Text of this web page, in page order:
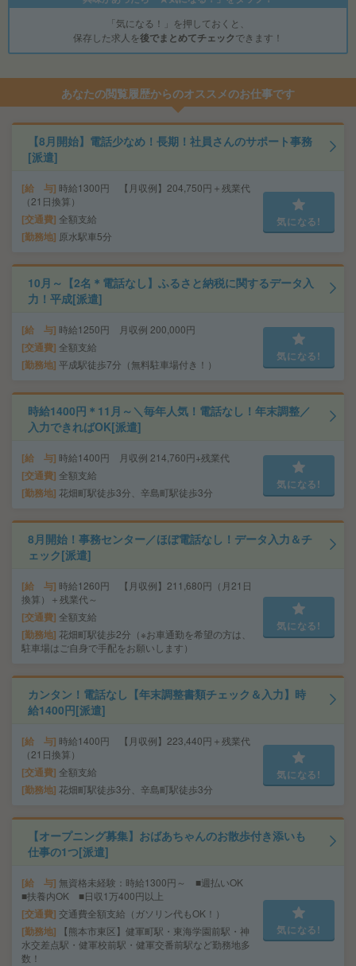
「気になる！」を押しておくと、
保存した求人を後でまとめてチェックできます！
あなたの閲覧履歴からのオススメのお仕事です
【8月開始】電話少なめ！長期！社員さんのサポート事務
[派遣]
給 与 時給1300円 【月収例】204,750円＋残業代
（21日換算）
交通費 全額支給
勤務地 原水駅車5分
気になる!
10月～【2名＊電話なし】ふるさと納税に関するデータ入
力！平成[派遣]
給 与 時給1250円 月収例 200,000円
交通費 全額支給
勤務地 平成駅徒歩7分（無料駐車場付き！）
気になる!
時給1400円＊11月～＼毎年人気！電話なし！年末調整／
入力できればOK[派遣]
給 与 時給1400円 月収例 214,760円+残業代
交通費 全額支給
勤務地 花畑町駅徒歩3分、辛島町駅徒歩3分
気になる!
8月開始！事務センター／ほぼ電話なし！データ入力＆チ
ェック[派遣]
給 与 時給1260円 【月収例】211,680円（月21日
換算）＋残業代～
交通費 全額支給
勤務地 花畑町駅徒歩2分（※お車通勤を希望の方は、
駐車場はご自身で手配をお願いします）
気になる!
カンタン！電話なし【年末調整書類チェック＆入力】時
給1400円[派遣]
給 与 時給1400円 【月収例】223,440円＋残業代
（21日換算）
交通費 全額支給
勤務地 花畑町駅徒歩3分、辛島町駅徒歩3分
気になる!
【オープニング募集】おばあちゃんのお散歩付き添いも
仕事の1つ[派遣]
給 与 無資格未経験：時給1300円～ ■週払いOK
■扶養内OK ■日収1万400円以上
交通費 交通費全額支給（ガソリン代もOK！）
勤務地
【熊本市東区】健軍町駅・東海学園前駅・神
水交差点駅・健軍校前駅・健軍交番前駅など勤務地多
数！
気になる!